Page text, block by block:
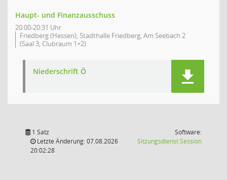
Haupt- und Finanzausschuss
20:00-20:31 Uhr
Friedberg (Hessen), Stadthalle Friedberg, Am Seebach 2
(Saal 3, Clubraum 1+2)
Niederschrift Ö
1 Satz
Letzte Änderung: 07.08.2026
20:02:28
Software:
SitzungsdienstSession(Wird in